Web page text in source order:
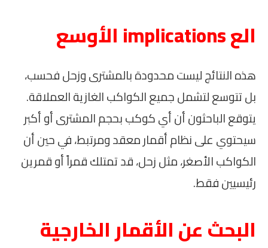
الع implications الأوسع
هذه النتائج ليست محدودة بالمشترى وزحل فحسب،
بل تتوسع لتشمل جميع الكواكب الغازية العملاقة.
يتوقع الباحثون أن أي كوكب بحجم المشترى أو أكبر
سيحتوي على نظام أقمار معقد ومرتبط، في حين أن
الكواكب الأصغر، مثل زحل، قد تمتلك قمراً أو قمرين
رئيسيين فقط.
البحث عن الأقمار الخارجية